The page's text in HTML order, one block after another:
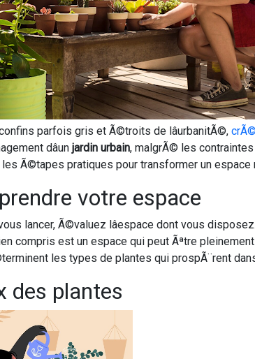
parfois gris et Ã©troits de lâurbanitÃ©,
dâun jardin urbain, malgrÃ© les
Ã©tapes pratiques pour transformer un espace
votre espace
lancer, Ã©valuez lâespace dont vous
compris est un espace qui peut Ãªtre
les types de plantes qui prospÃ¨rent
des plantes